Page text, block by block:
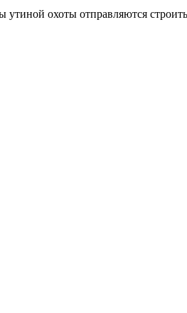
охоты отправляются